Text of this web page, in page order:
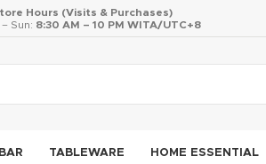
Hours (Visits & Purchases)
Sun: 8:30 AM – 10 PM WITA/UTC+8
TABLEWARE HOME ESSENTIAL